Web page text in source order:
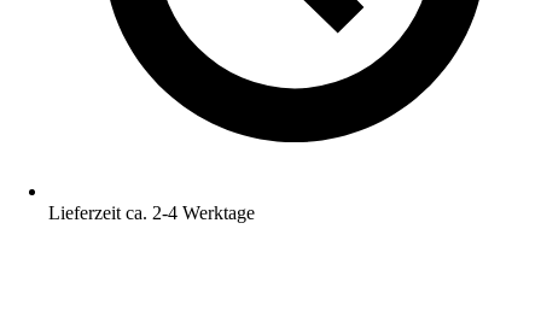
Lieferzeit ca. 2-4 Werktage